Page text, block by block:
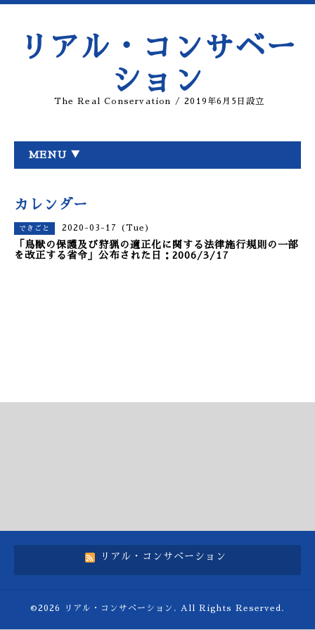
リアル・コンサベー
ション
The Real Conservation / 2019年6月5日設立
MENU ▼
カレンダー
できごと 2020-03-17 (Tue)
「鳥獣の保護及び狩猟の適正化に関する法律施行規則の一部
を改正する省令」公布された日：2006/3/17
リアル・コンサベーション
©2026 リアル・コンサベーション . All Rights Reserved.